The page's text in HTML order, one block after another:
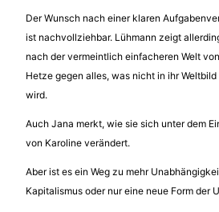
Der Wunsch nach einer klaren
ist nachvollziehbar. Lühmann zeigt
nach der vermeintlich einfacheren Welt
Hetze gegen alles, was nicht in ihr
wird.
Auch Jana merkt, wie sie sich unter dem
von Karoline verändert.
Aber ist es ein Weg zu mehr
Kapitalismus oder nur eine neue Form der